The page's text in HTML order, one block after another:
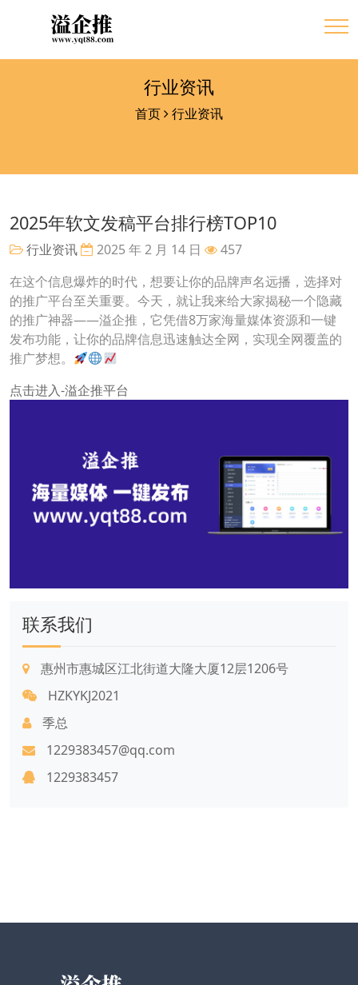
行业资讯
首页 行业资讯
2025年软文发稿平台排行榜TOP10
行业资讯 2025 年 2 月 14 日
457
在这个信息爆炸的时代，想要让你的品牌声名远播，选择对
的推广平台至关重要。今天，就让我来给大家揭秘一个隐藏
的推广神器——溢企推，它凭借8万家海量媒体资源和一键
发布功能，让你的品牌信息迅速触达全网，实现全网覆盖的
推广梦想。
点击进入-溢企推平台
联系我们
惠州市惠城区江北街道大隆大厦12层1206号
HZKYKJ2021
季总
1229383457@qq.com
1229383457